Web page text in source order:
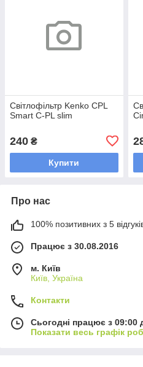
Світлофільтр Kenko CPL
Smart C-PL slim
240 ₴
Купити
Про нас
100% позитивних з 5
Працює з 30.08.2016
м. Київ
Київ, Україна
Контакти
Сьогодні працює з 09:00
Показати весь графік